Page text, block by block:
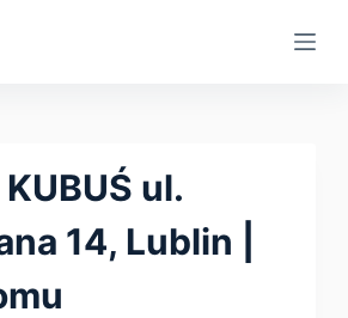
KUBUŚ ul.
14, Lublin |